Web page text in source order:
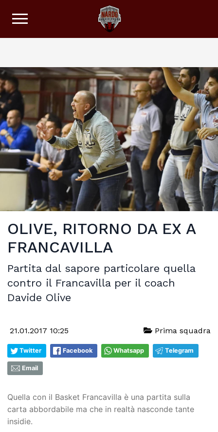
OLIVE, RITORNO DA EX A
FRANCAVILLA
Partita dal sapore particolare quella
contro il Francavilla per il coach
Davide Olive
21.01.2017 10:25 Prima squadra
Twitter Facebook Whatsapp Telegram
Email
Quella con il Basket Francavilla è una partita sulla
carta abbordabile ma che in realtà nasconde tante
insidie.